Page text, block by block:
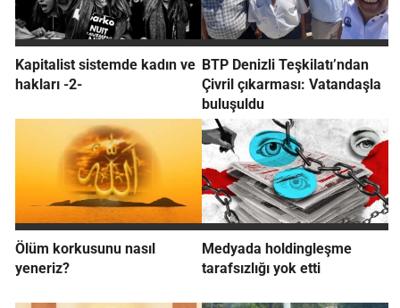
Kapitalist sistemde kadın ve
hakları -2-
BTP Denizli Teşkilatı’ndan
Çivril çıkarması: Vatandaşla
buluşuldu
Ölüm korkusunu nasıl
yeneriz?
Medyada holdingleşme
tarafsızlığı yok etti